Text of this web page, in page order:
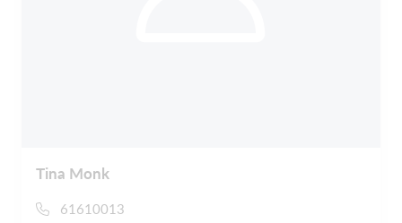
Tina Monk
61610013